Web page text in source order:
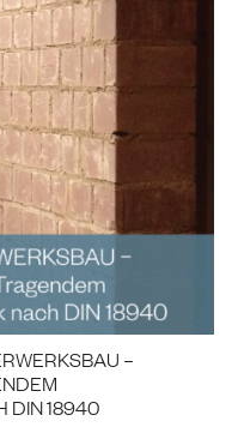
–
DIN 18940